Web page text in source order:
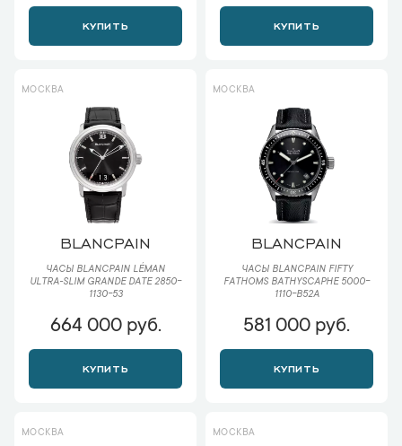
КУПИТЬ КУПИТЬ
МОСКВА
BLANCPAIN
ЧАСЫ BLANCPAIN LÉMAN
ULTRA-SLIM GRANDE DATE 2850-
1130-53
664 000 руб.
КУПИТЬ
МОСКВА
BLANCPAIN
ЧАСЫ BLANCPAIN FIFTY
FATHOMS BATHYSCAPHE 5000-
1110-B52A
581 000 руб.
КУПИТЬ
МОСКВА МОСКВА